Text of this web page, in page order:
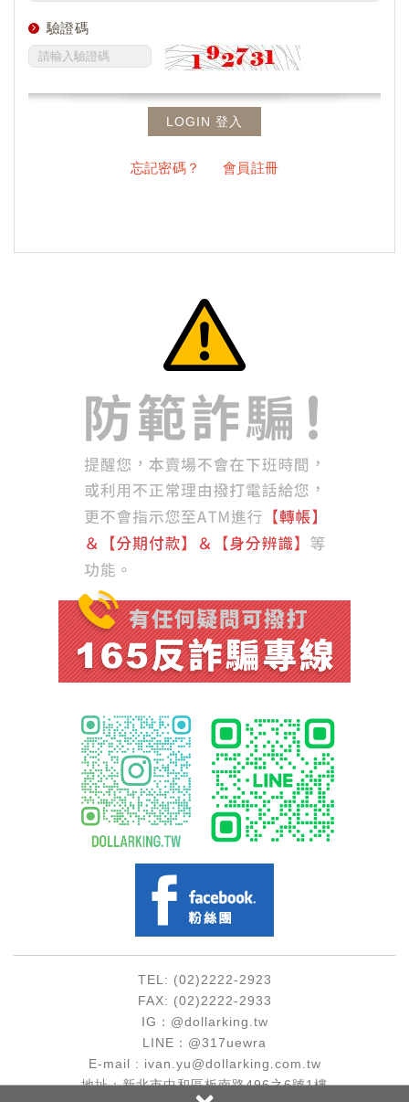
驗證碼
LOGIN 登入
忘記密碼？ 會員註冊
TEL: (02)2222-2923
FAX: (02)2222-2933
IG：@dollarking.tw
LINE：@317uewra
E-mail : ivan.yu@dollarking.com.tw
地址：新北市中和區板南路496之6號1樓